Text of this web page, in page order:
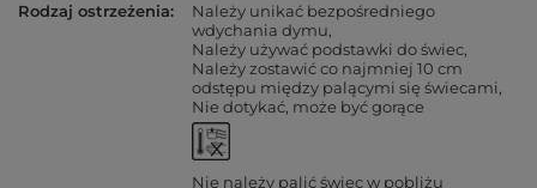
Rodzaj ostrzeżenia
Należy unikać bezpośredniego
wdychania dymu
Należy używać podstawki do świec
Należy zostawić co najmniej 10 cm
odstępu między palącymi się świecami
Nie dotykać, może być gorące
Nie należy palić świec w pobliżu